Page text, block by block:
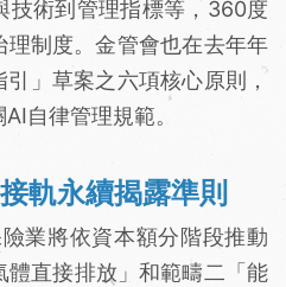
技術到管理指標等，360度
制度。金管會也在去年年
」草案之六項核心原則，
自律管理規範。
軌永續揭露準則
業將依資本額分階段推動
直接排放」和範疇二「能